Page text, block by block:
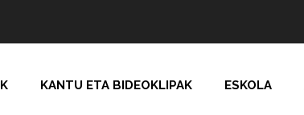
KANTU ETA BIDEOKLIPAK ESKOLA